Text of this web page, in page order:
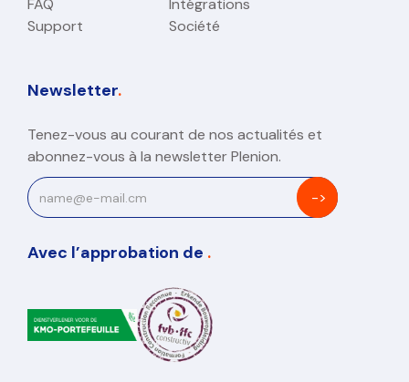
FAQ
Intégrations
Support
Société
Newsletter.
Tenez-vous au courant de nos actualités et
abonnez-vous à la newsletter Plenion.
Avec l’approbation de .